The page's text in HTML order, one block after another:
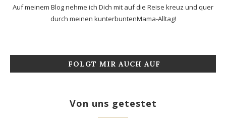
Auf meinem Blog nehme ich Dich mit auf die Reise kreuz und quer
durch meinen kunterbuntenMama-Alltag!
FOLGT MIR AUCH AUF
Von uns getestet